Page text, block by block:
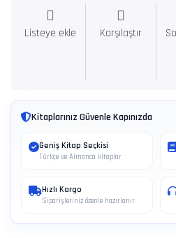
Listeye ekle Karşılaştır
Kitaplarınız Güvenle Kapınızda
Geniş Kitap Seçkisi
Türkçe ve Almanca kitaplar
Hızlı Kargo
Siparişleriniz özenle hazırlanır